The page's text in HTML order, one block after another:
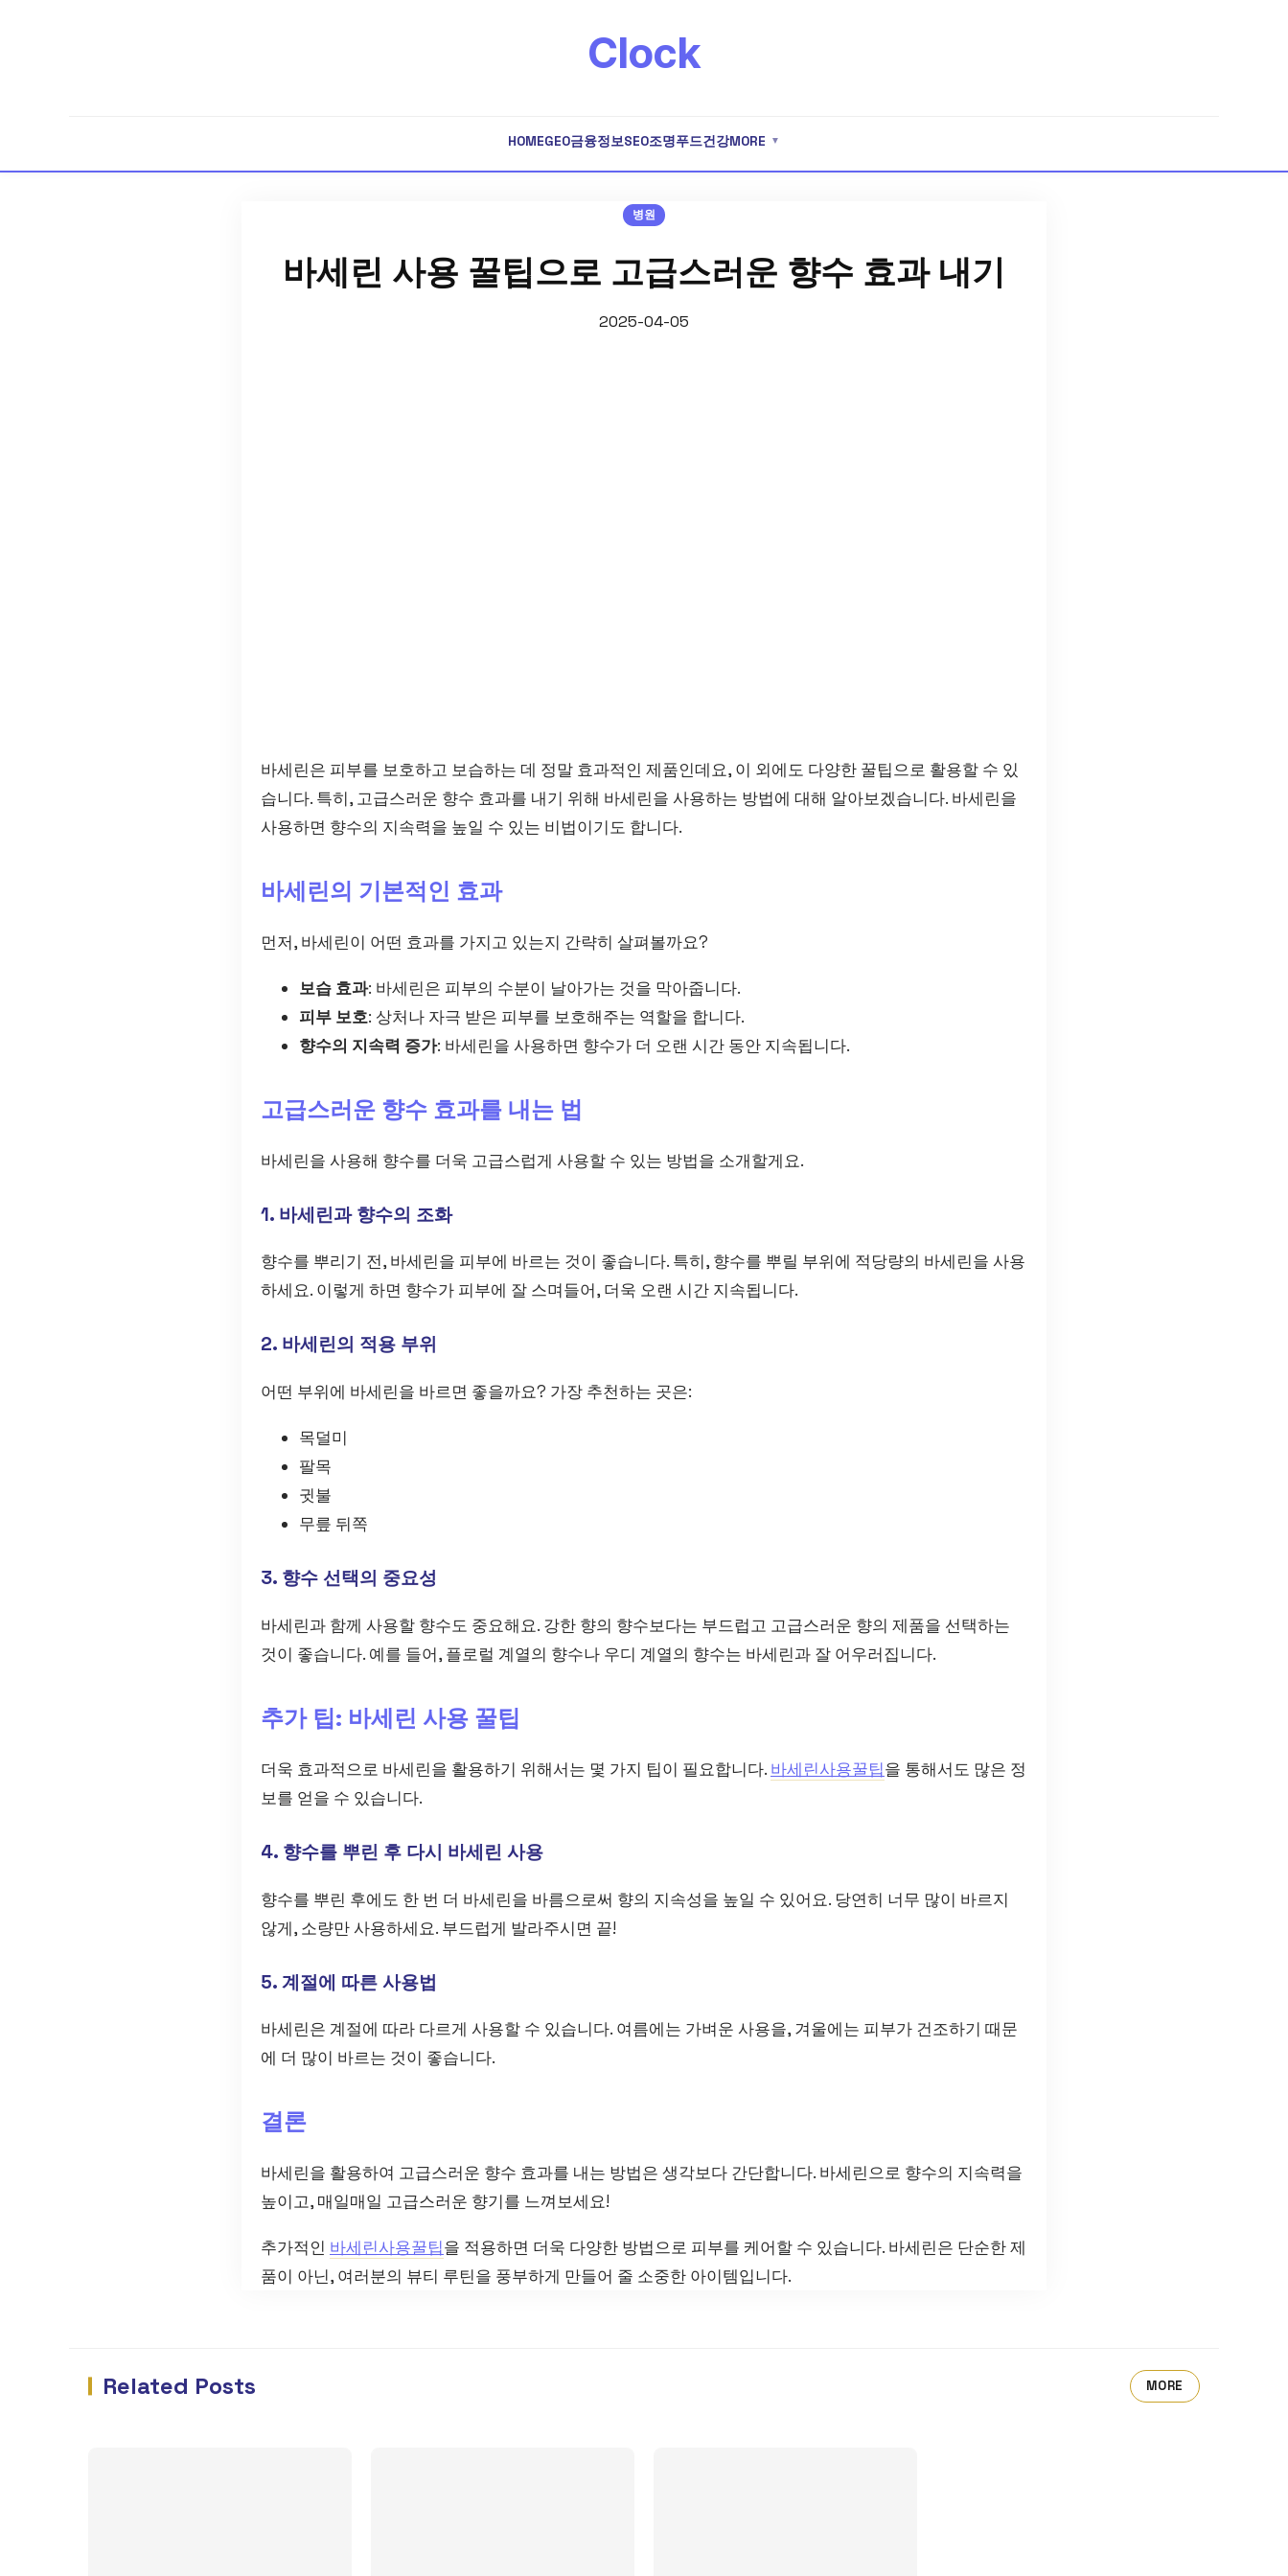
Clock
HOMEGEO금융정보SEO조명푸드건강MORE ▼
병원
바세린 사용 꿀팁으로 고급스러운 향수 효과 내기
2025-04-05
바세린은 피부를 보호하고 보습하는 데 정말 효과적인 제품인데요, 이 외에도 다양한 꿀팁으로 활용할 수 있
습니다. 특히, 고급스러운 향수 효과를 내기 위해 바세린을 사용하는 방법에 대해 알아보겠습니다. 바세린을
사용하면 향수의 지속력을 높일 수 있는 비법이기도 합니다.
바세린의 기본적인 효과
먼저, 바세린이 어떤 효과를 가지고 있는지 간략히 살펴볼까요?
보습 효과: 바세린은 피부의 수분이 날아가는 것을 막아줍니다.
피부 보호: 상처나 자극 받은 피부를 보호해주는 역할을 합니다.
향수의 지속력 증가: 바세린을 사용하면 향수가 더 오랜 시간 동안 지속됩니다.
고급스러운 향수 효과를 내는 법
바세린을 사용해 향수를 더욱 고급스럽게 사용할 수 있는 방법을 소개할게요.
1. 바세린과 향수의 조화
향수를 뿌리기 전, 바세린을 피부에 바르는 것이 좋습니다. 특히, 향수를 뿌릴 부위에 적당량의 바세린을 사용
하세요. 이렇게 하면 향수가 피부에 잘 스며들어, 더욱 오랜 시간 지속됩니다.
2. 바세린의 적용 부위
어떤 부위에 바세린을 바르면 좋을까요? 가장 추천하는 곳은:
목덜미
팔목
귓불
무릎 뒤쪽
3. 향수 선택의 중요성
바세린과 함께 사용할 향수도 중요해요. 강한 향의 향수보다는 부드럽고 고급스러운 향의 제품을 선택하는
것이 좋습니다. 예를 들어, 플로럴 계열의 향수나 우디 계열의 향수는 바세린과 잘 어우러집니다.
추가 팁: 바세린 사용 꿀팁
더욱 효과적으로 바세린을 활용하기 위해서는 몇 가지 팁이 필요합니다. 바세린사용꿀팁을 통해서도 많은 정
보를 얻을 수 있습니다.
4. 향수를 뿌린 후 다시 바세린 사용
향수를 뿌린 후에도 한 번 더 바세린을 바름으로써 향의 지속성을 높일 수 있어요. 당연히 너무 많이 바르지
않게, 소량만 사용하세요. 부드럽게 발라주시면 끝!
5. 계절에 따른 사용법
바세린은 계절에 따라 다르게 사용할 수 있습니다. 여름에는 가벼운 사용을, 겨울에는 피부가 건조하기 때문
에 더 많이 바르는 것이 좋습니다.
결론
바세린을 활용하여 고급스러운 향수 효과를 내는 방법은 생각보다 간단합니다. 바세린으로 향수의 지속력을
높이고, 매일매일 고급스러운 향기를 느껴보세요!
추가적인 바세린사용꿀팁을 적용하면 더욱 다양한 방법으로 피부를 케어할 수 있습니다. 바세린은 단순한 제
품이 아닌, 여러분의 뷰티 루틴을 풍부하게 만들어 줄 소중한 아이템입니다.
Related Posts MORE